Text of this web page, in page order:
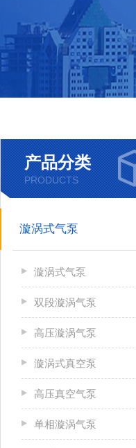
产品分类
PRODUCTS
漩涡式气泵
漩涡式气泵
双段漩涡气泵
高压漩涡气泵
漩涡式真空泵
高压真空气泵
单相漩涡气泵